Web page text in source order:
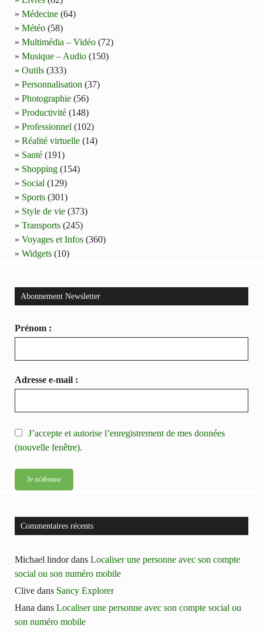
Médecine (64)
Météo (58)
Multimédia – Vidéo (72)
Musique – Audio (150)
Outils (333)
Personnalisation (37)
Photographie (56)
Productivité (148)
Professionnel (102)
Réalité virtuelle (14)
Santé (191)
Shopping (154)
Social (129)
Sports (301)
Style de vie (373)
Transports (245)
Voyages et Infos (360)
Widgets (10)
Abonnement Newsletter
Prénom :
Adresse e-mail :
J’accepte et autorise l’enregistrement de mes données
(nouvelle fenêtre).
Commentaires récents
Michael lindordans Localiser une personne avec son compte
social ou son numéro mobile
Clive dans Sancy Explorer
Hana dans Localiser une personne avec son compte social ou
son numéro mobile